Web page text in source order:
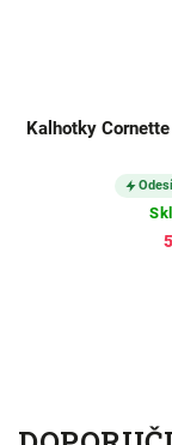
Kalhotky